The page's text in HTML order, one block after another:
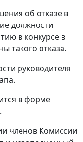
об отказе в
должности
в конкурсе в
такого отказа.
руководителя
в форме
членов Комиссии